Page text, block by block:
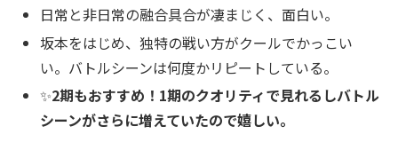
日常と非日常の融合具合が凄まじく、面白い。
坂本をはじめ、独特の戦い方がクールでかっこい
い。バトルシーンは何度かリピートしている。
✨2期もおすすめ！1期のクオリティで見れるしバトル
シーンがさらに増えていたので嬉しい。